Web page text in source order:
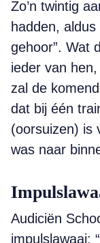
Zo’n twintig
hadden,
gehoor”. Wat
ieder van
zal de
dat bij één
(oorsuizen) is
was naar
Audiciën
impulslawaai: